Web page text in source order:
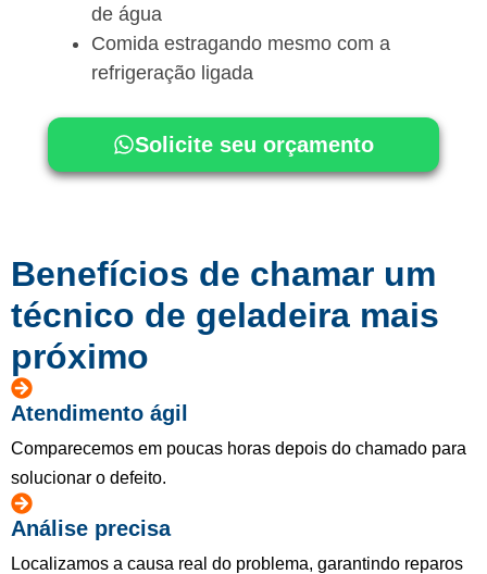
de água
Comida estragando mesmo com a
refrigeração ligada
Solicite seu orçamento
Benefícios de chamar um
técnico de geladeira mais
próximo
Atendimento ágil
Comparecemos em poucas horas depois do chamado para
solucionar o defeito.
Análise precisa
Localizamos a causa real do problema, garantindo reparos